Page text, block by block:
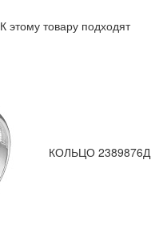
К этому товару подходят
КОЛЬЦО 2389876Д